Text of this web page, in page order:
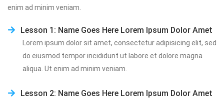
enim ad minim veniam.
Lesson 1: Name Goes Here Lorem Ipsum Dolor Amet
Lorem ipsum dolor sit amet, consectetur adipisicing elit, sed
do eiusmod tempor incididunt ut labore et dolore magna
aliqua. Ut enim ad minim veniam.
Lesson 2: Name Goes Here Lorem Ipsum Dolor Amet